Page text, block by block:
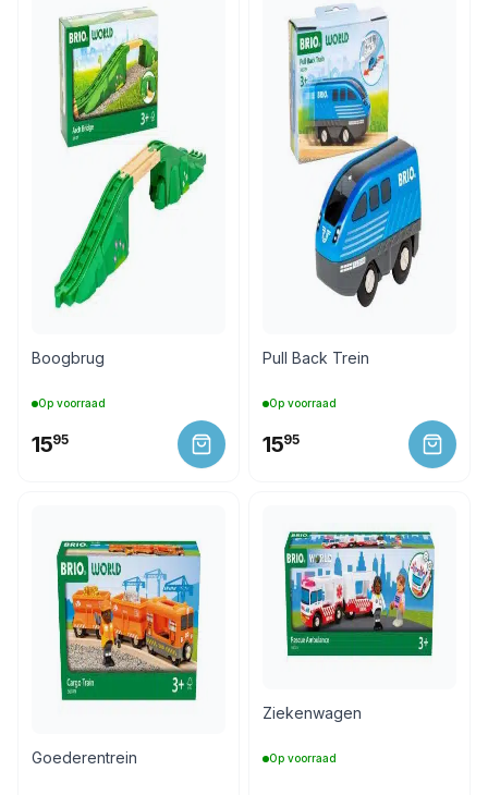
Boogbrug
Op voorraad
1595
Pull Back Trein
Op voorraad
1595
Goederentrein
Ziekenwagen
Op voorraad